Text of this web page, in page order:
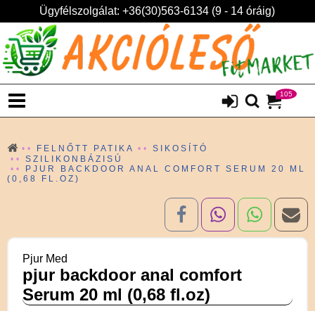
Ügyfélszolgálat: +36(30)563-6134 (9 - 14 óráig)
105
FELNŐTT PATIKA
SIKOSÍTÓ
SZILIKONBÁZISÚ
PJUR BACKDOOR ANAL COMFORT SERUM 20 ML
(0,68 FL.OZ)
Pjur Med
pjur backdoor anal comfort
Serum 20 ml (0,68 fl.oz)